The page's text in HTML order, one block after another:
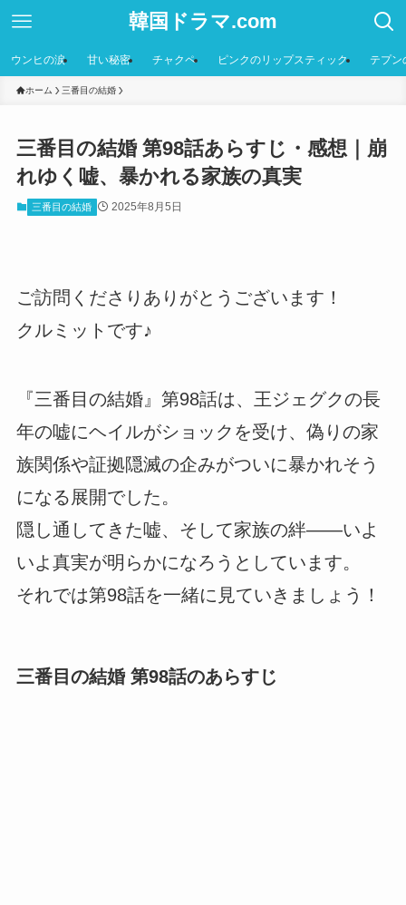
韓国ドラマ.com
ウンヒの涙 甘い秘密 チャクペ ピンクのリップスティック テプン
ホーム 三番目の結婚
三番目の結婚 第98話あらすじ・感想｜崩
れゆく嘘、暴かれる家族の真実
三番目の結婚 2025年8月5日
ご訪問くださりありがとうございます！
クルミットです♪
『三番目の結婚』第98話は、王ジェグクの長
年の嘘にヘイルがショックを受け、偽りの家
族関係や証拠隠滅の企みがついに暴かれそう
になる展開でした。
隠し通してきた嘘、そして家族の絆――いよ
いよ真実が明らかになろうとしています。
それでは第98話を一緒に見ていきましょう！
三番目の結婚 第98話のあらすじ